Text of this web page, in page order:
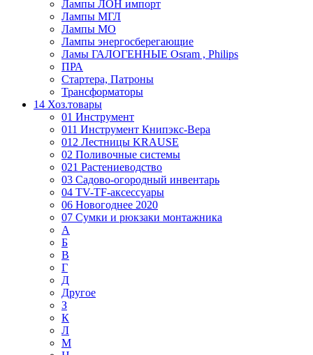
Лампы ЛОН импорт
Лампы МГЛ
Лампы МО
Лампы энергосберегающие
Ламы ГАЛОГЕННЫЕ Osram , Philips
ПРА
Стартера, Патроны
Трансформаторы
14 Хоз.товары
01 Инструмент
011 Инструмент Книпэкс-Вера
012 Лестницы KRAUSE
02 Поливочные системы
021 Растениеводство
03 Садово-огородный инвентарь
04 TV-TF-аксессуары
06 Новогоднее 2020
07 Сумки и рюкзаки монтажника
А
Б
В
Г
Д
Другое
З
К
Л
М